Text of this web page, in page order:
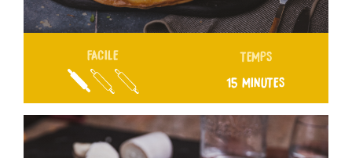
FACILE TEMPS
15 MINUTES